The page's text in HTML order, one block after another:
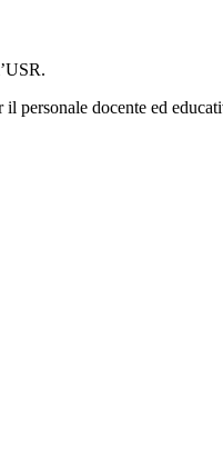
personale docente ed